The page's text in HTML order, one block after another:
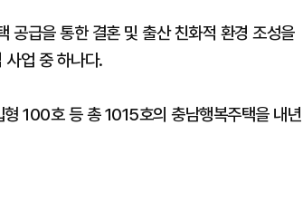
공급을 통한 결혼 및 출산 친화적 환경 조성을
사업 중 하나다.
형 100호 등 총 1015호의 충남행복주택을 내년